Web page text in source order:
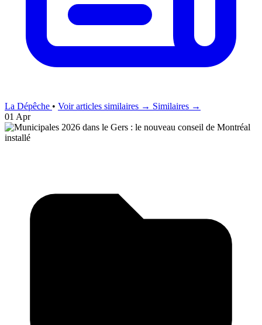
La Dépêche • Voir articles similaires → Similaires →
01 Apr